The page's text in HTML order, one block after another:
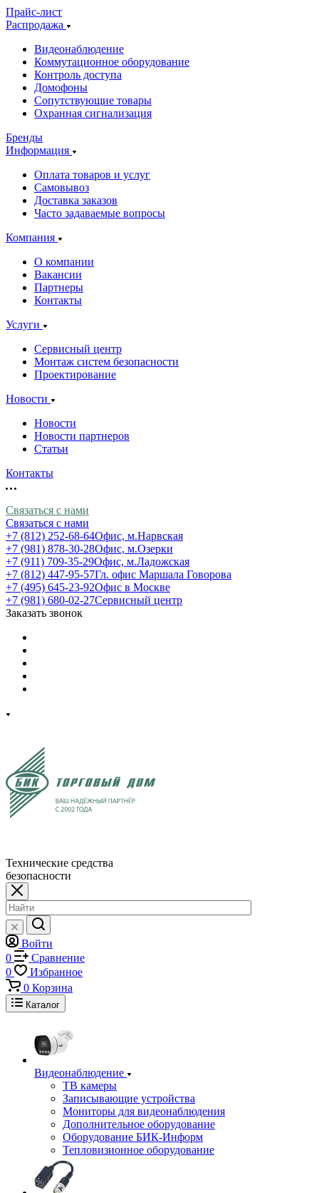
Прайс-лист
Распродажа
Видеонаблюдение
Коммутационное оборудование
Контроль доступа
Домофоны
Сопутствующие товары
Охранная сигнализация
Бренды
Информация
Оплата товаров и услуг
Самовывоз
Доставка заказов
Часто задаваемые вопросы
Компания
О компании
Вакансии
Партнеры
Контакты
Услуги
Сервисный центр
Монтаж систем безопасности
Проектирование
Новости
Новости
Новости партнеров
Статьи
Контакты
Связаться с нами
Связаться с нами
+7 (812) 252-68-64Офис, м.Нарвская
+7 (981) 878-30-28Офис, м.Озерки
+7 (911) 709-35-29Офис, м.Ладожская
+7 (812) 447-95-57Гл. офис Маршала Говорова
+7 (495) 645-23-92Офис в Москве
+7 (981) 680-02-27Сервисный центр
Заказать звонок
Технические средства
безопасности
Войти
0
Сравнение
0
Избранное
0 Корзина
Каталог
Видеонаблюдение
ТВ камеры
Записывающие устройства
Мониторы для видеонаблюдения
Дополнительное оборудование
Оборудование БИК-Информ
Тепловизионное оборудование